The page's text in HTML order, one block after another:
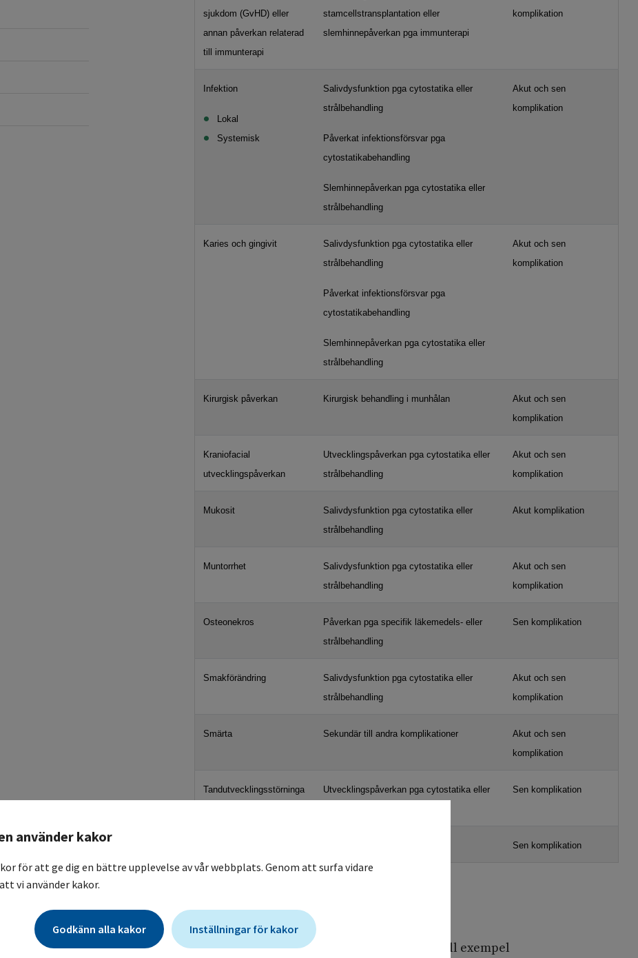
sjukdom (GvHD) eller
annan påverkan relaterad
till immunterapi
stamcellstransplantation eller
slemhinnepåverkan pga immunterapi
komplikation
Infektion
Lokal
Systemisk
Salivdysfunktion pga cytostatika eller
strålbehandling
Påverkat infektionsförsvar pga
cytostatikabehandling
Slemhinnepåverkan pga cytostatika eller
strålbehandling
Akut och sen
komplikation
Karies och gingivit
Salivdysfunktion pga cytostatika eller
strålbehandling
Påverkat infektionsförsvar pga
cytostatikabehandling
Slemhinnepåverkan pga cytostatika eller
strålbehandling
Akut och sen
komplikation
Kirurgisk påverkan Kirurgisk behandling i munhålan
Akut och sen
komplikation
Kraniofacial
utvecklingspåverkan
Utvecklingspåverkan pga cytostatika eller
strålbehandling
Akut och sen
komplikation
Mukosit
Salivdysfunktion pga cytostatika eller
strålbehandling
Akut komplikation
Muntorrhet
Salivdysfunktion pga cytostatika eller
strålbehandling
Akut och sen
komplikation
Osteonekros
Påverkan pga specifik läkemedels- eller
strålbehandling
Sen komplikation
Smakförändring
Salivdysfunktion pga cytostatika eller
strålbehandling
Akut och sen
komplikation
Smärta Sekundär till andra komplikationer
Akut och sen
komplikation
Tandutvecklingsstörninga
Utvecklingspåverkan pga cytostatika eller
Sen komplikation
Sen komplikation
När trombocyter är påverkade på grund av till exempel
använder kakor
för att ge dig en bättre upplevelse av vår webbplats. Genom att surfa vidare
vi använder kakor.
Godkänn alla kakor Inställningar för kakor